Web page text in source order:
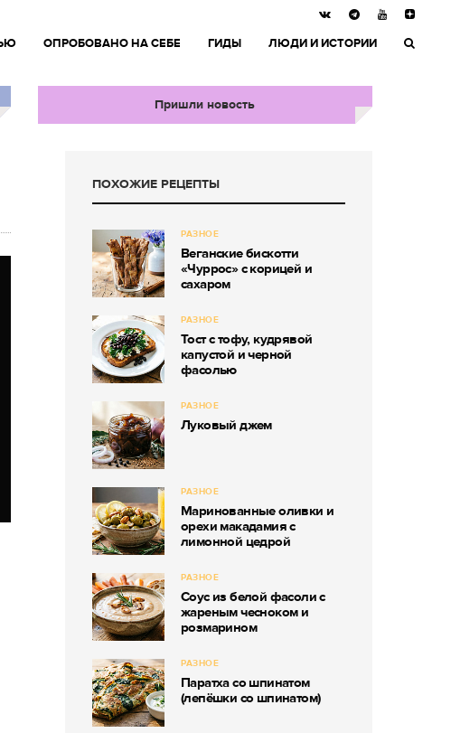
ОПРОБОВАНО НА СЕБЕ ГИДЫ ЛЮДИ И ИСТОРИИ
Пришли новость
ПОХОЖИЕ РЕЦЕПТЫ
РАЗНОЕ
Веганские бискотти
«Чуррос» с корицей и
сахаром
РАЗНОЕ
Тост с тофу, кудрявой
капустой и черной
фасолью
РАЗНОЕ
Луковый джем
РАЗНОЕ
Маринованные оливки и
орехи макадамия с
лимонной цедрой
РАЗНОЕ
Соус из белой фасоли с
жареным чесноком и
розмарином
РАЗНОЕ
Паратха со шпинатом
(лепёшки со шпинатом)